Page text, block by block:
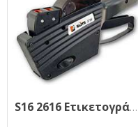
S16 2616 Ετικετογράφος Blitz Ιταλίας